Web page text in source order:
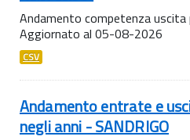
Andamento competenza
Aggiornato al 05-08-2026
CSV
Andamento entrate e
negli anni - SANDRIGO